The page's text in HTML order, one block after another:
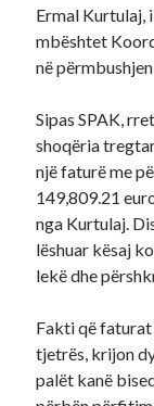
Ermal Kurtulaj,
mbështet
në
Sipas SPAK,
shoqëria
një faturë me
149,809.21
nga Kurtulaj.
lëshuar kësaj
lekë dhe
Fakti që faturat
tjetrës, krijon
palët kanë